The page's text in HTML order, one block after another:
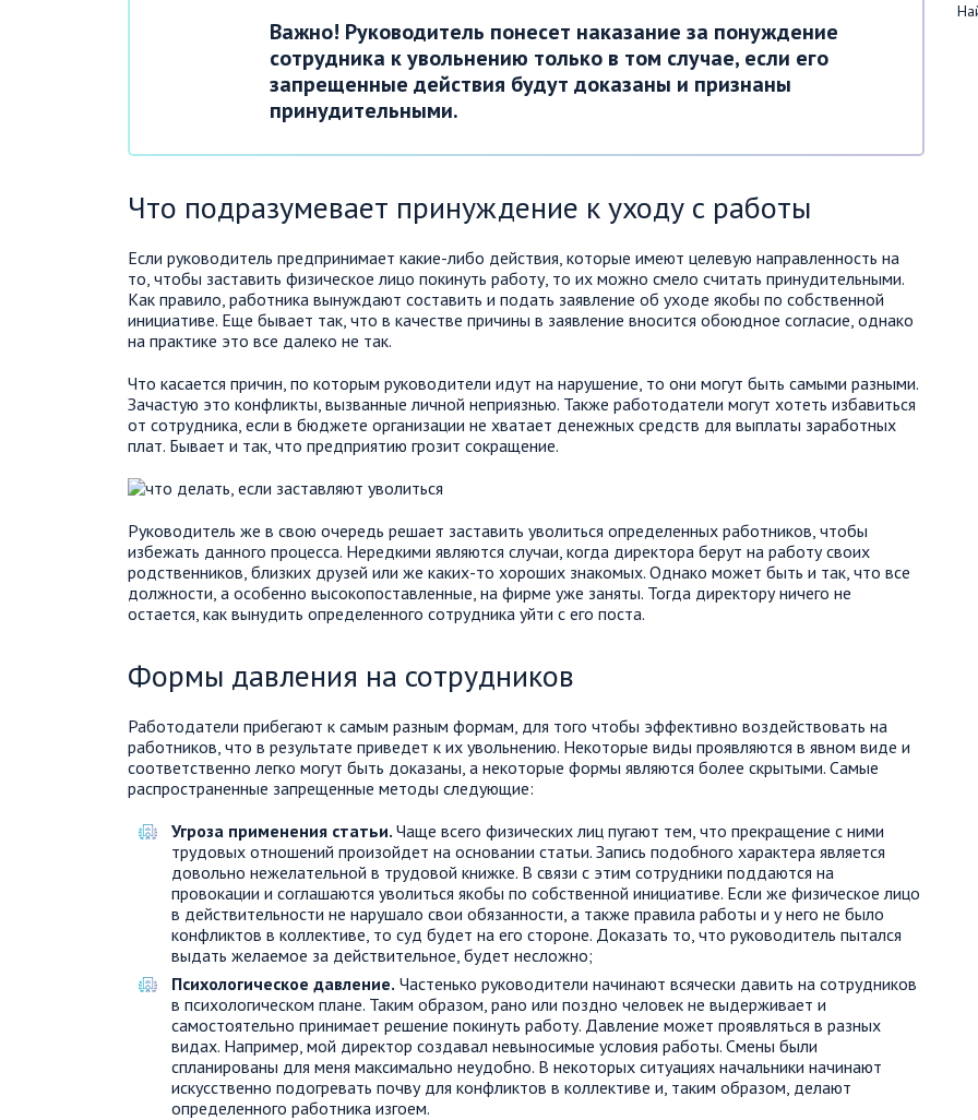
Важно! Руководитель понесет наказание за понуждение
сотрудника к увольнению только в том случае, если его
запрещенные действия будут доказаны и признаны
принудительными.
Что подразумевает принуждение к уходу с работы
Если руководитель предпринимает какие-либо действия, которые имеют целевую направленность на
то, чтобы заставить физическое лицо покинуть работу, то их можно смело считать принудительными.
Как правило, работника вынуждают составить и подать заявление об уходе якобы по собственной
инициативе. Еще бывает так, что в качестве причины в заявление вносится обоюдное согласие, однако
на практике это все далеко не так.
Что касается причин, по которым руководители идут на нарушение, то они могут быть самыми разными.
Зачастую это конфликты, вызванные личной неприязнью. Также работодатели могут хотеть избавиться
от сотрудника, если в бюджете организации не хватает денежных средств для выплаты заработных
плат. Бывает и так, что предприятию грозит сокращение.
Руководитель же в свою очередь решает заставить уволиться определенных работников, чтобы
избежать данного процесса. Нередкими являются случаи, когда директора берут на работу своих
родственников, близких друзей или же каких-то хороших знакомых. Однако может быть и так, что все
должности, а особенно высокопоставленные, на фирме уже заняты. Тогда директору ничего не
остается, как вынудить определенного сотрудника уйти с его поста.
Формы давления на сотрудников
Работодатели прибегают к самым разным формам, для того чтобы эффективно воздействовать на
работников, что в результате приведет к их увольнению. Некоторые виды проявляются в явном виде и
соответственно легко могут быть доказаны, а некоторые формы являются более скрытыми. Самые
распространенные запрещенные методы следующие:
Угроза применения статьи. Чаще всего физических лиц пугают тем, что прекращение с ними
трудовых отношений произойдет на основании статьи. Запись подобного характера является
довольно нежелательной в трудовой книжке. В связи с этим сотрудники поддаются на
провокации и соглашаются уволиться якобы по собственной инициативе. Если же физическое лицо
в действительности не нарушало свои обязанности, а также правила работы и у него не было
конфликтов в коллективе, то суд будет на его стороне. Доказать то, что руководитель пытался
выдать желаемое за действительное, будет несложно;
Психологическое давление. Частенько руководители начинают всячески давить на сотрудников
в психологическом плане. Таким образом, рано или поздно человек не выдерживает и
самостоятельно принимает решение покинуть работу. Давление может проявляться в разных
видах. Например, мой директор создавал невыносимые условия работы. Смены были
спланированы для меня максимально неудобно. В некоторых ситуациях начальники начинают
искусственно подогревать почву для конфликтов в коллективе и, таким образом, делают
определенного работника изгоем.